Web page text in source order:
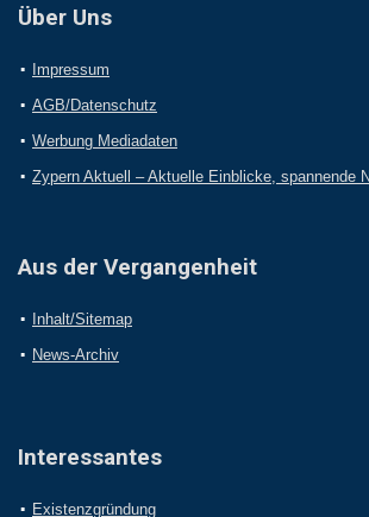
Über Uns
Impressum
AGB/Datenschutz
Werbung Mediadaten
Zypern Aktuell – Aktuelle Einblicke, spannende
Aus der Vergangenheit
Inhalt/Sitemap
News-Archiv
Interessantes
Existenzgründung